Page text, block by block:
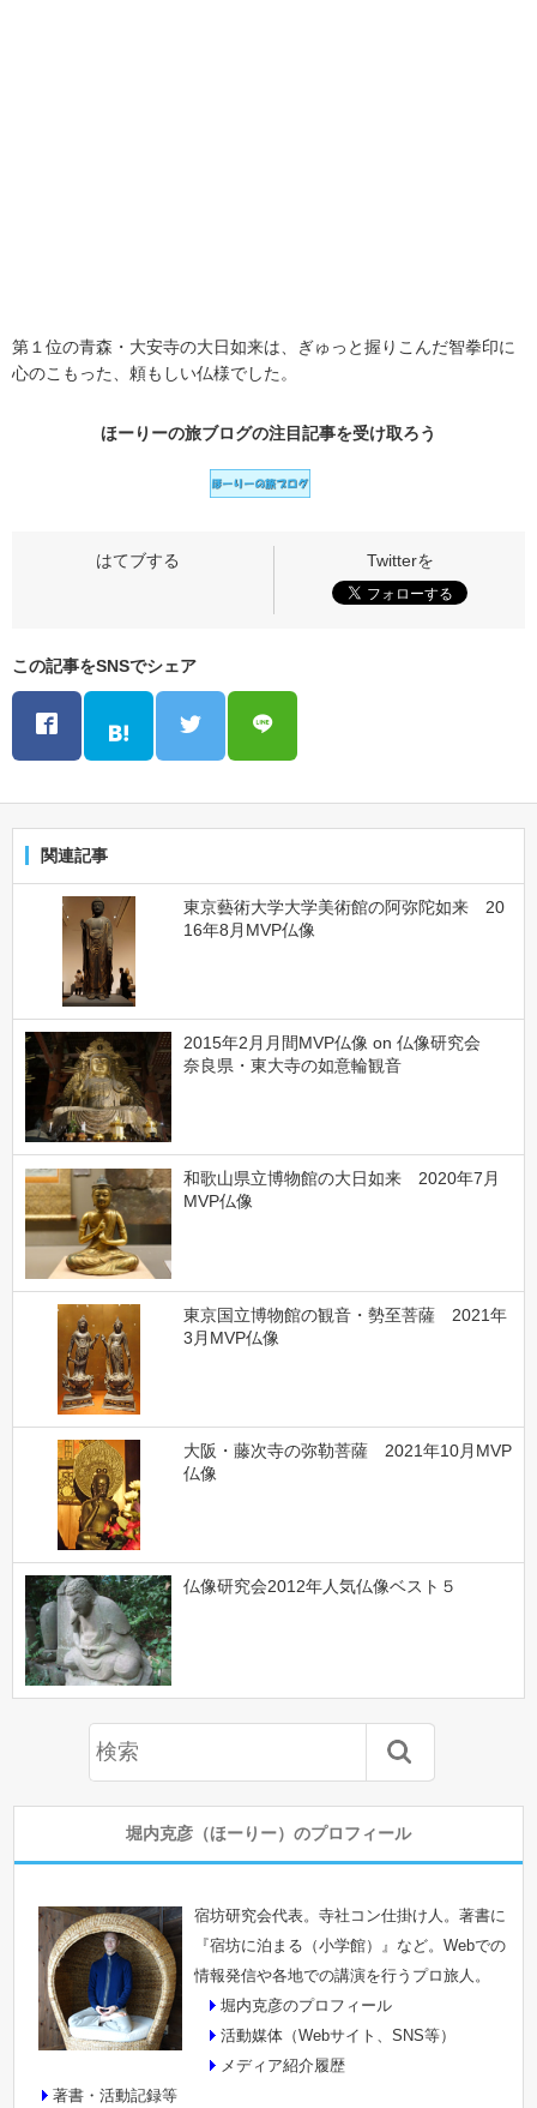
第１位の青森・大安寺の大日如来は、ぎゅっと握りこんだ智拳印に
心のこもった、頼もしい仏様でした。
ほーりーの旅ブログの注目記事を受け取ろう
この記事をSNSでシェア
関連記事
東京藝術大学大学美術館の阿弥陀如来 20
16年8月MVP仏像
2015年2月月間MVP仏像 on 仏像研究会
奈良県・東大寺の如意輪観音
和歌山県立博物館の大日如来 2020年7月
MVP仏像
東京国立博物館の観音・勢至菩薩 2021年
3月MVP仏像
大阪・藤次寺の弥勒菩薩 2021年10月MVP
仏像
仏像研究会2012年人気仏像ベスト５
堀内克彦（ほーりー）のプロフィール
宿坊研究会代表。寺社コン仕掛け人。著書に
『宿坊に泊まる（小学館）』など。Webでの
情報発信や各地での講演を行うプロ旅人。
堀内克彦のプロフィール
活動媒体（Webサイト、SNS等）
メディア紹介履歴
著書・活動記録等